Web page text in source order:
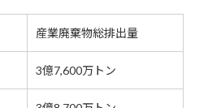
産業廃棄物総排出量
3億7,600万トン